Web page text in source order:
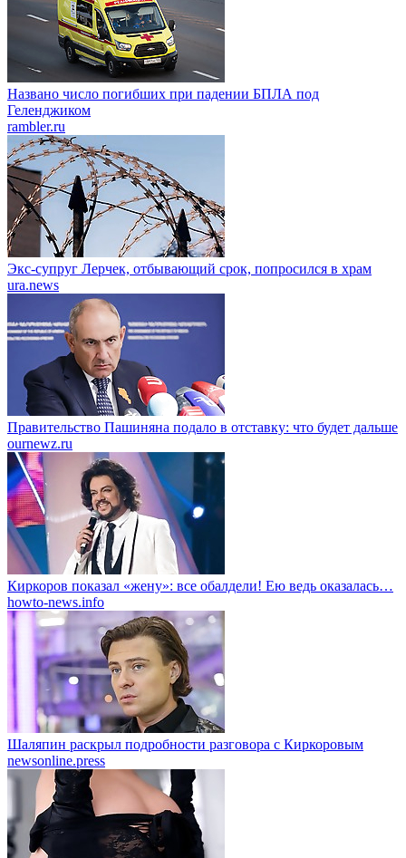
Названо число погибших при падении БПЛА под
Геленджиком
rambler.ru
Экс-супруг Лерчек, отбывающий срок, попросился в храм
ura.news
Правительство Пашиняна подало в отставку: что будет дальше
ournewz.ru
Киркоров показал «жену»: все обалдели! Ею ведь оказалась…
howto-news.info
Шаляпин раскрыл подробности разговора с Киркоровым
newsonline.press